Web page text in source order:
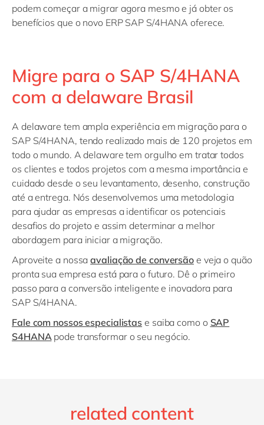
podem começar a migrar agora mesmo e já obter os
benefícios que o novo ERP SAP S/4HANA oferece.
Migre para o SAP S/4HANA
com a delaware Brasil
A delaware tem ampla experiência em migração para o
SAP S/4HANA, tendo realizado mais de 120 projetos em
todo o mundo. A delaware tem orgulho em tratar todos
os clientes e todos projetos com a mesma importância e
cuidado desde o seu levantamento, desenho, construção
até a entrega. Nós desenvolvemos uma metodologia
para ajudar as empresas a identificar os potenciais
desafios do projeto e assim determinar a melhor
abordagem para iniciar a migração.
Aproveite a nossaavaliação de conversão e veja o quão
pronta sua empresa está para o futuro. Dê o primeiro
passo para a conversão inteligente e inovadora para
SAP S/4HANA.
Fale com nossos especialistas e saiba como o SAP
S4HANApode transformar o seu negócio.
related content